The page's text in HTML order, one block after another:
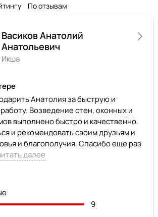
По отзывам
Васиков Анатолий
Анатольевич
Икша
Анатолия за быструю и
Возведение стен, оконных и
выполнено быстро и качественно.
и рекомендовать своим друзьям и
и благополучия. Спасибо еще раз
далее
9